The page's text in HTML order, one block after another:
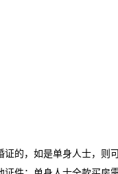
的，如是单身人士，则